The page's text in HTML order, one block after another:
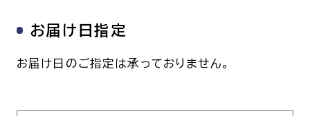
お届け日指定
お届け日のご指定は承っておりません。